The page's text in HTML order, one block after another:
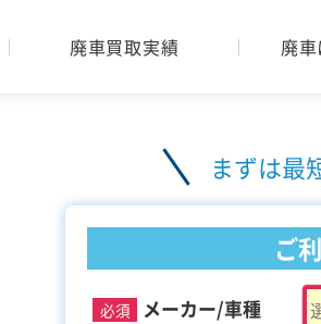
廃車買取実績 廃
まずは最
ご
メーカー/車種
必須